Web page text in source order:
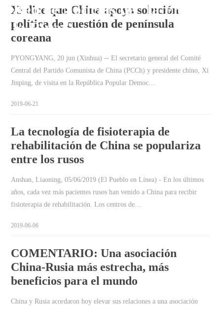
Red de Noticias de "la Franja y
la Ruta"
Xi dice que China apoya solución
política de cuestión de península
coreana
PYONGYANG, 20 jun (Xinhua) -- El secretario general del Comité
Central del Partido Comunista de China (PCCh) y presidente chino, Xi
Jinping, de visita en la República Popular Democ…
2019-06-21
La tecnología de fisioterapia de
rehabilitación de China se populariza
entre los rusos
Anshan, Liaoning, 05/06/2019 (El Pueblo en Línea) - En los últimos
años, cada vez más pacientes rusos han venido a China para recibir
fisioterapia de rehabilitación. Los centros de…
2019-06-06
COMENTARIO: Una asociación
China-Rusia más estrecha, más
beneficios para el mundo
China y Rusia acordaron hoy elevar sus relaciones a una asociación